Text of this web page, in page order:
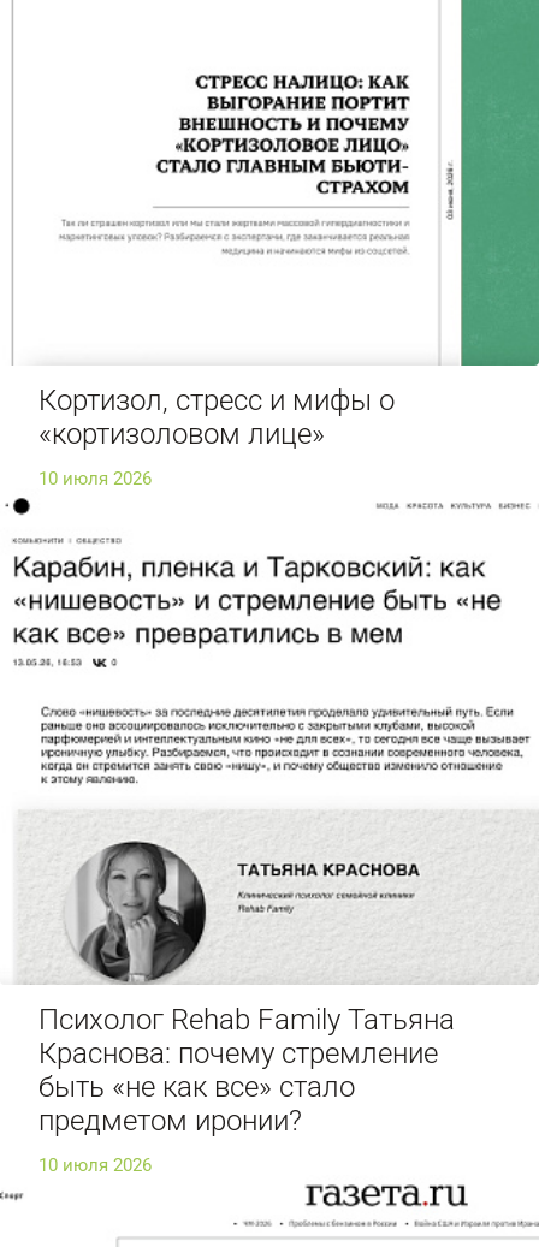
Кортизол, стресс и мифы о
«кортизоловом лице»
10 июля 2026
Психолог Rehab Family Татьяна
Краснова: почему стремление
быть «не как все» стало
предметом иронии?
10 июля 2026